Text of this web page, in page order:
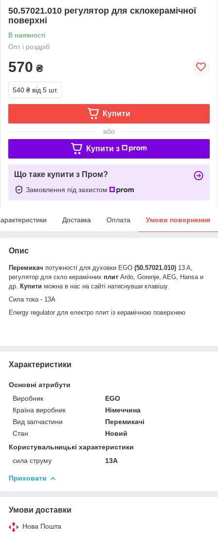
50.57021.010 регулятор для склокерамічної
поверхні
В наявності
Опт і роздріб
570 ₴
540 ₴ від 5 шт.
Купити
або
Купити з
Що таке купити з Пром?
Замовлення під захистом
Доставка Оплата Умови повернення
Опис
Перемикач потужності для духовки EGO (50.57021.010) 13 A,
регулятор для скло керамічних плит Ardo, Gorenje, AEG, Hansa и
др.
Купити можна в нас на сайті натиснувши клавішу.
Сила тока - 13А
Energy regulator для електро плит із керамічною поверхнею
Характеристики
Основні атрибути
Виробник
EGO
Країна виробник
Німеччина
Вид запчастини
Перемикачі
Стан
Новий
Користувальницькі характеристики
сила струму
13А
Приховати
Умови доставки
Нова Пошта